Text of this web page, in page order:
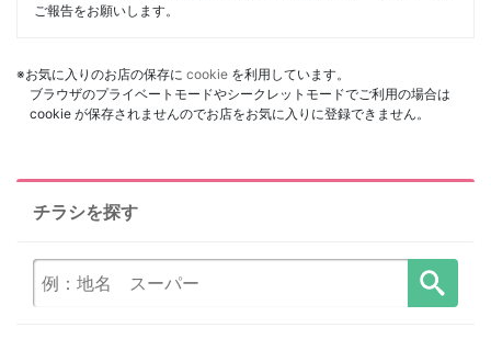
ご報告をお願いします。
※お気に入りのお店の保存に cookie を利用しています。
ブラウザのプライベートモードやシークレットモードでご利用の場合は
cookie が保存されませんのでお店をお気に入りに登録できません。
チラシを探す